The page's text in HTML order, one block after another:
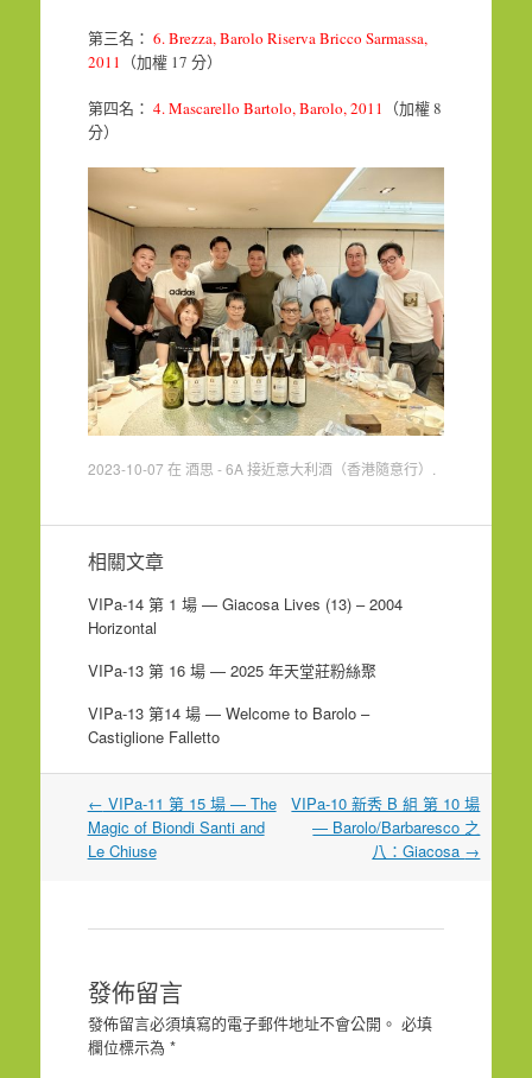
第三名： 6. Brezza, Barolo Riserva Bricco Sarmassa,
2011 （加權 17 分）
第四名： 4. Mascarello Bartolo, Barolo, 2011 （加權 8
分）
2023-10-07 在 酒思 - 6A 接近意大利酒（香港隨意行）
相關文章
VIPa-14 第 1 場 — Giacosa Lives (13) – 2004
Horizontal
VIPa-13 第 16 場 — 2025 年天堂莊粉絲聚
VIPa-13 第14 場 — Welcome to Barolo –
Castiglione Falletto
文
章
導
← VIPa-11 第 15 場 — The
Magic of Biondi Santi and
Le Chiuse
VIPa-10 新秀 B 組 第 10 場
— Barolo/Barbaresco 之
八：Giacosa →
發佈留言
發佈留言必須填寫的電子郵件地址不會公開。 必填
欄位標示為 *